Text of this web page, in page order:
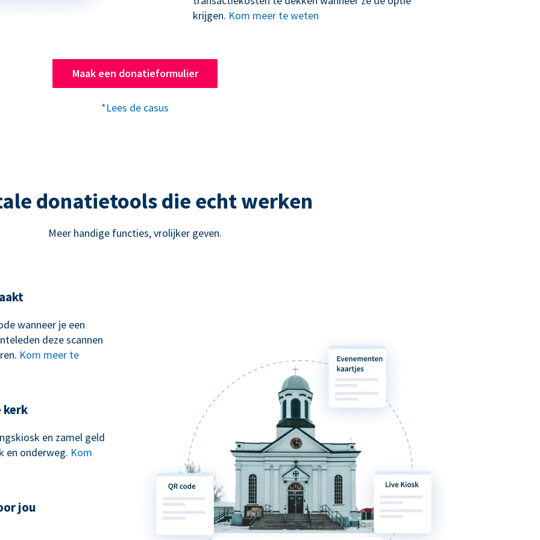
krijgen. Kom meer te weten
Maak een donatieformulier
*Lees de casus
donatietools die echt werken
Meer handige functies, vrolijker geven.
wanneer je een
deze scannen
Kom meer te
kerk
en zamel geld
en onderweg. Kom
jou